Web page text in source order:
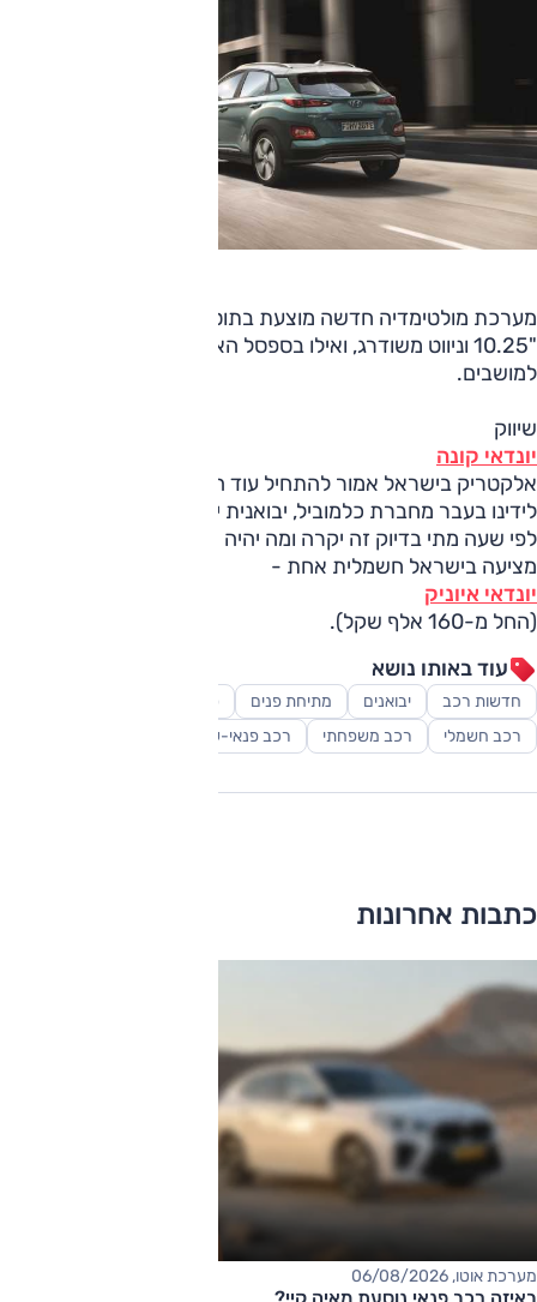
מערכת מולטימדיה חדשה מוצעת בתוספת תשלום, עם מסך
"10.25 וניווט משודרג, ואילו בספסל האחורי מוצע כעת חימום
למושבים.
שיווק
יונדאי קונה
אלקטריק בישראל אמור להתחיל עוד השנה, כך לפי מידע שהגיע
לידינו בעבר מחברת כלמוביל, יבואנית יונדאי. עם זאת, לא ידוע
לפי שעה מתי בדיוק זה יקרה ומה יהיה מחירו. כלמוביל כבר
מציעה בישראל חשמלית אחת -
יונדאי איוניק
(החל מ-160 אלף שקל).
עוד באותו נושא
חדשות רכב יבואנים מתיחת פנים סופרמיני
רכב חשמלי
רכב משפחתי רכב פנאי-שטח
כתבות אחרונות
מערכת אוטו, 06/08/2026